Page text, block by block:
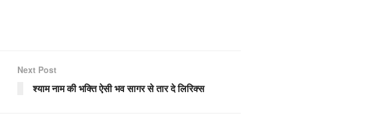
Next Post
श्याम नाम की भक्ति ऐसी भव सागर से तार दे लिरिक्स